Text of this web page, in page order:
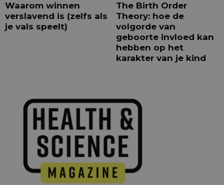
Waarom winnen
verslavend is (zelfs als
je vals speelt)
The Birth Order
Theory: hoe de
volgorde van
geboorte invloed kan
hebben op het
karakter van je kind